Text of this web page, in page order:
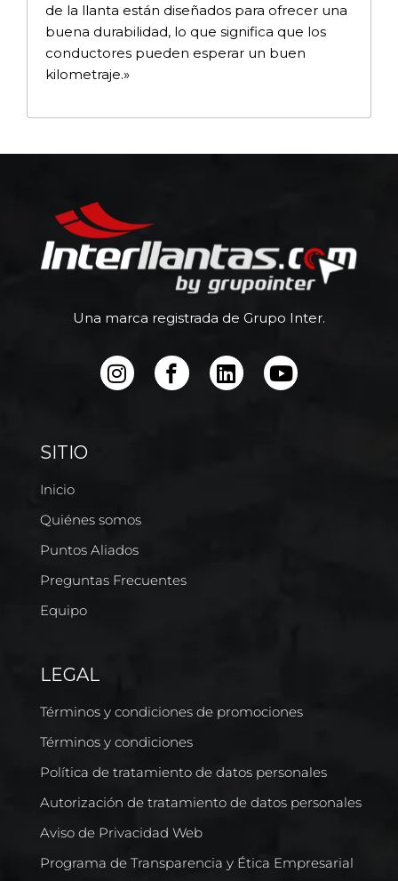
de la llanta están diseñados para ofrecer una
buena durabilidad, lo que significa que los
conductores pueden esperar un buen
kilometraje.»
Una marca registrada de Grupo Inter.
SITIO
Inicio
Quiénes somos
Puntos Aliados
Preguntas Frecuentes
Equipo
LEGAL
Términos y condiciones de promociones
Términos y condiciones
Política de tratamiento de datos personales
Autorización de tratamiento de datos personales
Aviso de Privacidad Web
Programa de Transparencia y Ética Empresarial